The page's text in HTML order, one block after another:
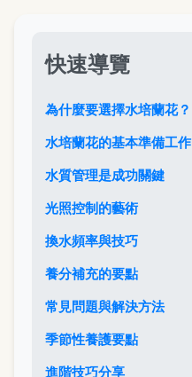
快速導覽
為什麼要選擇水培蘭花？
水培蘭花的基本準備工作
水質管理是成功關鍵
光照控制的藝術
換水頻率與技巧
養分補充的要點
常見問題與解決方法
季節性養護要點
進階技巧分享